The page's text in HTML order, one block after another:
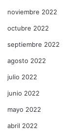
noviembre 2022
octubre 2022
septiembre 2022
agosto 2022
julio 2022
junio 2022
mayo 2022
abril 2022